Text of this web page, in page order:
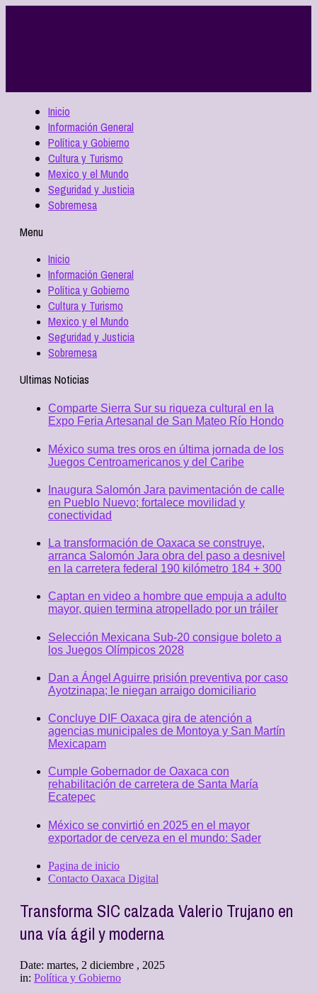
Inicio
Información General
Política y Gobierno
Cultura y Turismo
Mexico y el Mundo
Seguridad y Justicia
Sobremesa
Menu
Inicio
Información General
Política y Gobierno
Cultura y Turismo
Mexico y el Mundo
Seguridad y Justicia
Sobremesa
Ultimas Noticias
Comparte Sierra Sur su riqueza cultural en la
Expo Feria Artesanal de San Mateo Río Hondo
México suma tres oros en última jornada de los
Juegos Centroamericanos y del Caribe
Inaugura Salomón Jara pavimentación de calle
en Pueblo Nuevo; fortalece movilidad y
conectividad
La transformación de Oaxaca se construye,
arranca Salomón Jara obra del paso a desnivel
en la carretera federal 190 kilómetro 184 + 300
Captan en video a hombre que empuja a adulto
mayor, quien termina atropellado por un tráiler
Selección Mexicana Sub-20 consigue boleto a
los Juegos Olímpicos 2028
Dan a Ángel Aguirre prisión preventiva por caso
Ayotzinapa; le niegan arraigo domiciliario
Concluye DIF Oaxaca gira de atención a
agencias municipales de Montoya y San Martín
Mexicapam
Cumple Gobernador de Oaxaca con
rehabilitación de carretera de Santa María
Ecatepec
México se convirtió en 2025 en el mayor
exportador de cerveza en el mundo: Sader
Pagina de inicio
Contacto Oaxaca Digital
Transforma SIC calzada Valerio Trujano en
una vía ágil y moderna
Date: martes, 2 diciembre , 2025
in: Política y Gobierno